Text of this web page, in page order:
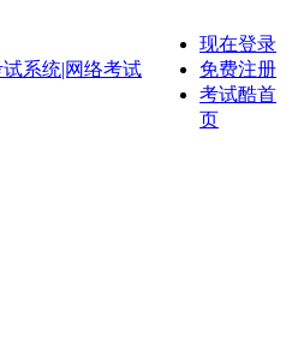
现在登录
免费注册
考试酷首
页